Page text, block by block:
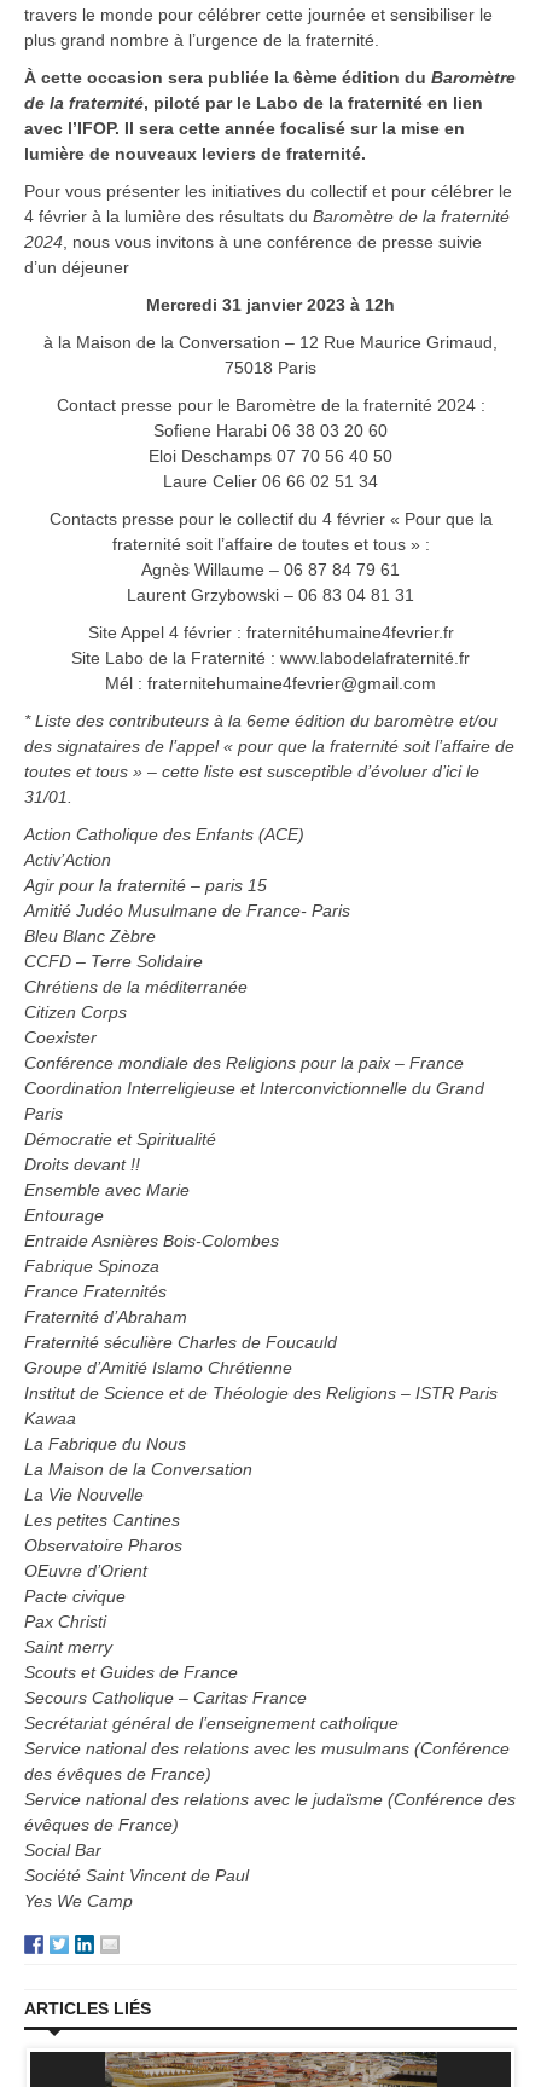
travers le monde pour célébrer cette journée et sensibiliser le
plus grand nombre à l’urgence de la fraternité.
À cette occasion sera publiée la 6ème édition du Baromètre
de la fraternité, piloté par le Labo de la fraternité en lien
avec l’IFOP. Il sera cette année focalisé sur la mise en
lumière de nouveaux leviers de fraternité.
Pour vous présenter les initiatives du collectif et pour célébrer le
4 février à la lumière des résultats du Baromètre de la fraternité
2024 , nous vous invitons à une conférence de presse suivie
d’un déjeuner
Mercredi 31 janvier 2023 à 12h
à la Maison de la Conversation – 12 Rue Maurice Grimaud,
75018 Paris
Contact presse pour le Baromètre de la fraternité 2024 :
Sofiene Harabi 06 38 03 20 60
Eloi Deschamps 07 70 56 40 50
Laure Celier 06 66 02 51 34
Contacts presse pour le collectif du 4 février « Pour que la
fraternité soit l’affaire de toutes et tous » :
Agnès Willaume – 06 87 84 79 61
Laurent Grzybowski – 06 83 04 81 31
Site Appel 4 février : fraternitéhumaine4fevrier.fr
Site Labo de la Fraternité : www.labodelafraternité.fr
Mél : fraternitehumaine4fevrier@gmail.com
* Liste des contributeurs à la 6eme édition du baromètre et/ou
des signataires de l’appel « pour que la fraternité soit l’affaire de
toutes et tous » – cette liste est susceptible d’évoluer d’ici le
31/01.
Action Catholique des Enfants (ACE)
Activ’Action
Agir pour la fraternité – paris 15
Amitié Judéo Musulmane de France- Paris
Bleu Blanc Zèbre
CCFD – Terre Solidaire
Chrétiens de la méditerranée
Citizen Corps
Coexister
Conférence mondiale des Religions pour la paix – France
Coordination Interreligieuse et Interconvictionnelle du Grand
Paris
Démocratie et Spiritualité
Droits devant !!
Ensemble avec Marie
Entourage
Entraide Asnières Bois-Colombes
Fabrique Spinoza
France Fraternités
Fraternité d’Abraham
Fraternité séculière Charles de Foucauld
Groupe d’Amitié Islamo Chrétienne
Institut de Science et de Théologie des Religions – ISTR Paris
Kawaa
La Fabrique du Nous
La Maison de la Conversation
La Vie Nouvelle
Les petites Cantines
Observatoire Pharos
OEuvre d’Orient
Pacte civique
Pax Christi
Saint merry
Scouts et Guides de France
Secours Catholique – Caritas France
Secrétariat général de l’enseignement catholique
Service national des relations avec les musulmans (Conférence
des évêques de France)
Service national des relations avec le judaïsme (Conférence des
évêques de France)
Social Bar
Société Saint Vincent de Paul
Yes We Camp
ARTICLES LIÉS